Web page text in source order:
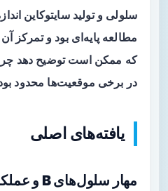
سلولی و تولید سایتوکاین
مطالعه پایه‌ای بود و تمرکز
که ممکن است توضیح دهد چرا
در برخی موقعیت‌ها محدود
یافته‌های اصلی
مهار سلول‌های B و عملکرد دندریتیک‌ها